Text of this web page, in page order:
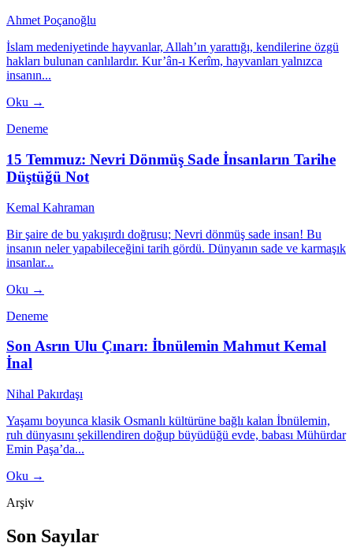
Ahmet Poçanoğlu
İslam medeniyetinde hayvanlar, Allah’ın yarattığı, kendilerine özgü
hakları bulunan canlılardır. Kur’ân-ı Kerîm, hayvanları yalnızca
insanın...
Oku →
Deneme
15 Temmuz: Nevri Dönmüş Sade İnsanların Tarihe
Düştüğü Not
Kemal Kahraman
Bir şaire de bu yakışırdı doğrusu; Nevri dönmüş sade insan! Bu
insanın neler yapabileceğini tarih gördü. Dünyanın sade ve karmaşık
insanlar...
Oku →
Deneme
Son Asrın Ulu Çınarı: İbnülemin Mahmut Kemal
İnal
Nihal Pakırdaşı
Yaşamı boyunca klasik Osmanlı kültürüne bağlı kalan İbnülemin,
ruh dünyasını şekillendiren doğup büyüdüğü evde, babası Mühürdar
Emin Paşa’da...
Oku →
Arşiv
Son Sayılar